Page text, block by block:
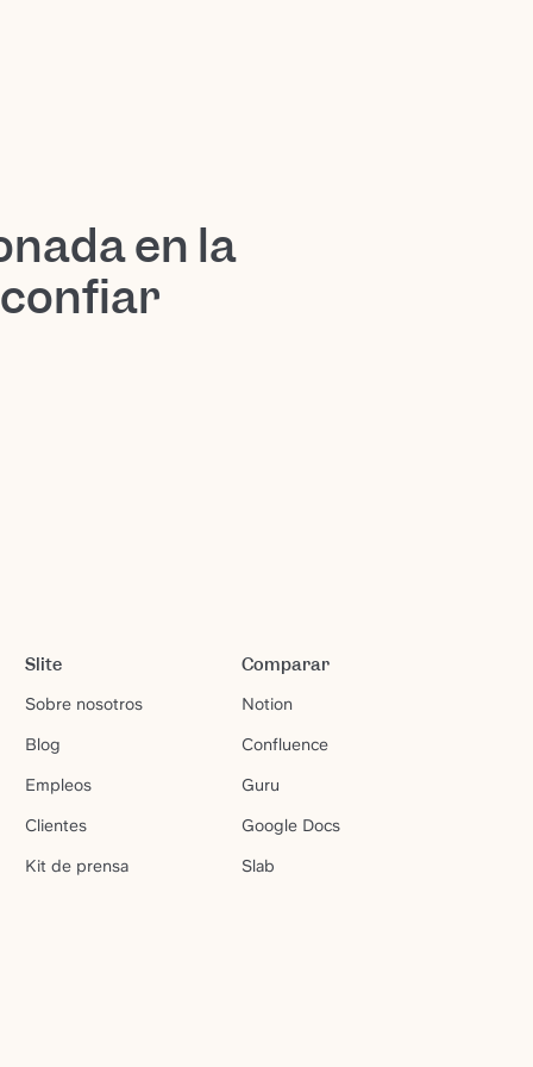
en la
Slite
Sobre nosotros
Blog
Empleos
Clientes
Kit de prensa
Comparar
Notion
Confluence
Guru
Google Docs
Slab